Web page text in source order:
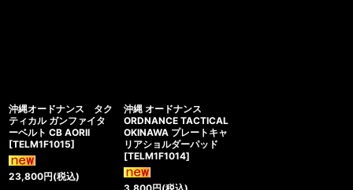
沖縄オードナンス タク
ティカル ガンファイタ
ーベルト CB AORII
[TELM1F1015]
23,800円(税込)
沖縄 オードナンス
ORDNANCE TACTICAL
OKINAWA プレートキャ
リアショルダーパッド
[TELM1F1014]